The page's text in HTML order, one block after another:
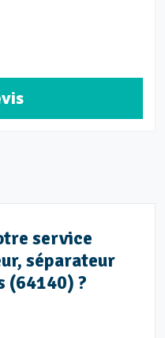
service
séparateur
(64140) ?